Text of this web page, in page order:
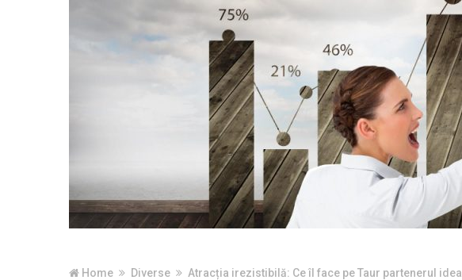
Home Diverse Atracția irezistibilă: Ce îl face pe Taur partenerul ideal